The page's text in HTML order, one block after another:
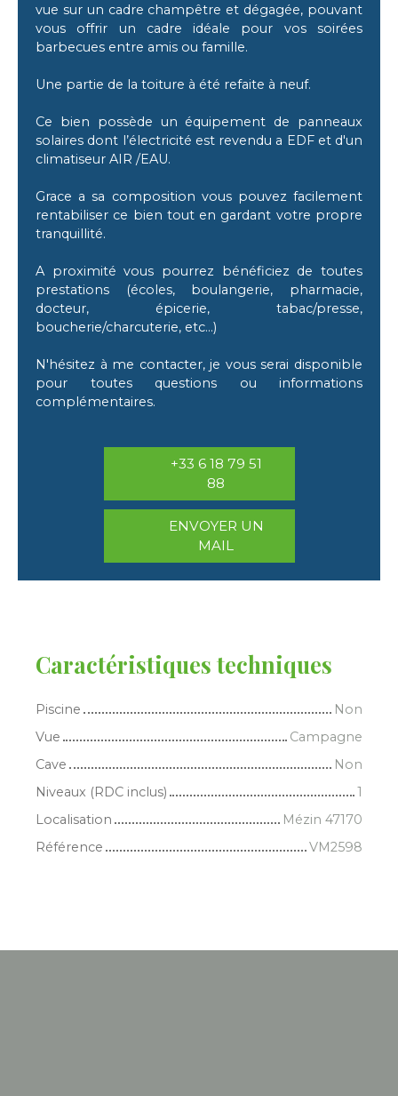
vue sur un cadre champêtre et dégagée, pouvant
vous offrir un cadre idéale pour vos soirées
barbecues entre amis ou famille.
Une partie de la toiture à été refaite à neuf.
Ce bien possède un équipement de panneaux
solaires dont l’électricité est revendu a EDF et d'un
climatiseur AIR /EAU.
Grace a sa composition vous pouvez facilement
rentabiliser ce bien tout en gardant votre propre
tranquillité.
A proximité vous pourrez bénéficiez de toutes
prestations (écoles, boulangerie, pharmacie,
docteur, épicerie, tabac/presse,
boucherie/charcuterie, etc...)
N'hésitez à me contacter, je vous serai disponible
pour toutes questions ou informations
complémentaires.
+33 6 18 79 51
88
ENVOYER UN
MAIL
Caractéristiques techniques
Piscine
Non
Vue
Campagne
Cave
Non
Niveaux (RDC inclus)
1
Localisation
Mézin 47170
Référence
VM2598